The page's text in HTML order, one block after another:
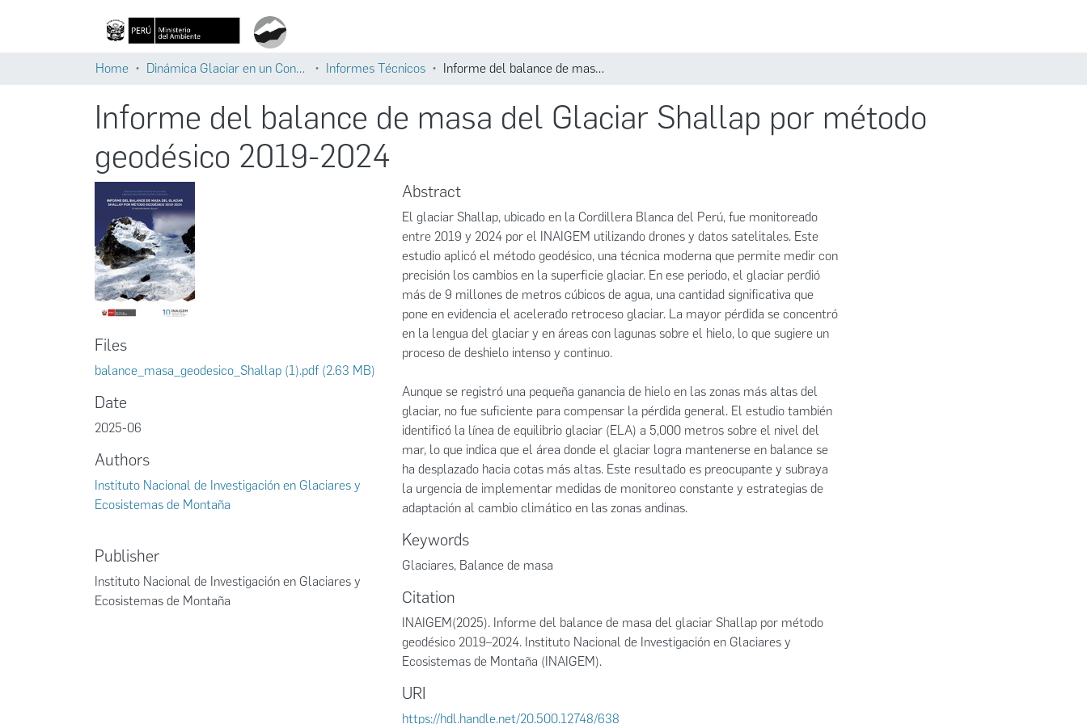
Home Dinámica Glaciar en un Contexto de Cambio Climático Informes Técnicos Informe del balance de masa del Glaciar Shallap por método geodésico 2019-2024
Informe del balance de masa del Glaciar Shallap por método
geodésico 2019-2024
Files
balance_masa_geodesico_Shallap (1).pdf (2.63 MB)
Date
2025-06
Authors
Instituto Nacional de Investigación en Glaciares y
Ecosistemas de Montaña
Publisher
Instituto Nacional de Investigación en Glaciares y
Ecosistemas de Montaña
Abstract
El glaciar Shallap, ubicado en la Cordillera Blanca del Perú, fue monitoreado
entre 2019 y 2024 por el INAIGEM utilizando drones y datos satelitales. Este
estudio aplicó el método geodésico, una técnica moderna que permite medir con
precisión los cambios en la superficie glaciar. En ese periodo, el glaciar perdió
más de 9 millones de metros cúbicos de agua, una cantidad significativa que
pone en evidencia el acelerado retroceso glaciar. La mayor pérdida se concentró
en la lengua del glaciar y en áreas con lagunas sobre el hielo, lo que sugiere un
proceso de deshielo intenso y continuo.
Aunque se registró una pequeña ganancia de hielo en las zonas más altas del
glaciar, no fue suficiente para compensar la pérdida general. El estudio también
identificó la línea de equilibrio glaciar (ELA) a 5,000 metros sobre el nivel del
mar, lo que indica que el área donde el glaciar logra mantenerse en balance se
ha desplazado hacia cotas más altas. Este resultado es preocupante y subraya
la urgencia de implementar medidas de monitoreo constante y estrategias de
adaptación al cambio climático en las zonas andinas.
Keywords
Glaciares, Balance de masa
Citation
INAIGEM(2025). Informe del balance de masa del glaciar Shallap por método
geodésico 2019–2024. Instituto Nacional de Investigación en Glaciares y
Ecosistemas de Montaña (INAIGEM).
URI
https://hdl.handle.net/20.500.12748/638